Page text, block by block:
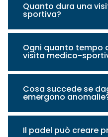
Quanto dura una
sportiva?
Ogni quanto tempo
visita medico-
Cosa succede se
emergono
Il padel può creare